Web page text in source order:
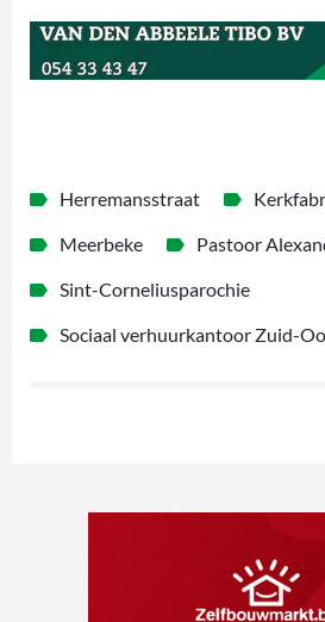
Herremansstraat
Meerbeke
Pastoor
Sint-Corneliusparochie
Sociaal verhuurkantoor Zuid-